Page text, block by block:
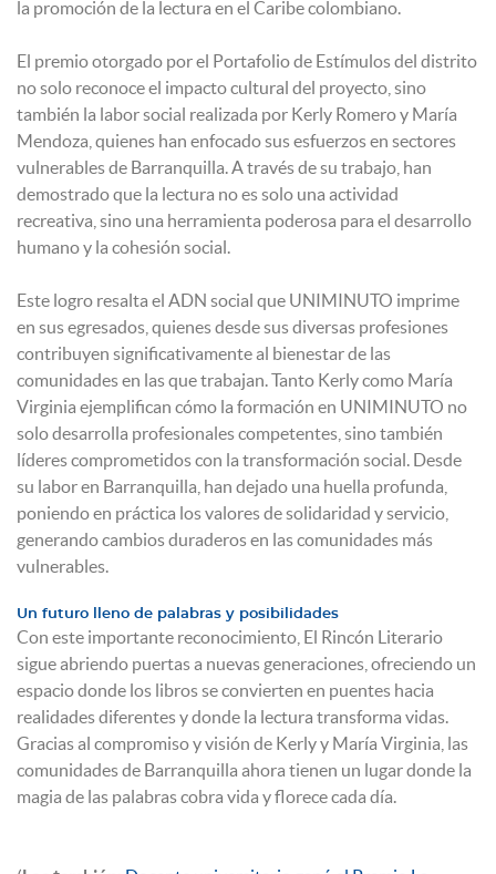
la promoción de la lectura en el Caribe colombiano.
El premio otorgado por el Portafolio de Estímulos del distrito
no solo reconoce el impacto cultural del proyecto, sino
también la labor social realizada por Kerly Romero y María
Mendoza, quienes han enfocado sus esfuerzos en sectores
vulnerables de Barranquilla. A través de su trabajo, han
demostrado que la lectura no es solo una actividad
recreativa, sino una herramienta poderosa para el desarrollo
humano y la cohesión social.
Este logro resalta el ADN social que UNIMINUTO imprime
en sus egresados, quienes desde sus diversas profesiones
contribuyen significativamente al bienestar de las
comunidades en las que trabajan. Tanto Kerly como María
Virginia ejemplifican cómo la formación en UNIMINUTO no
solo desarrolla profesionales competentes, sino también
líderes comprometidos con la transformación social. Desde
su labor en Barranquilla, han dejado una huella profunda,
poniendo en práctica los valores de solidaridad y servicio,
generando cambios duraderos en las comunidades más
vulnerables.
Un futuro lleno de palabras y posibilidades
Con este importante reconocimiento, El Rincón Literario
sigue abriendo puertas a nuevas generaciones, ofreciendo un
espacio donde los libros se convierten en puentes hacia
realidades diferentes y donde la lectura transforma vidas.
Gracias al compromiso y visión de Kerly y María Virginia, las
comunidades de Barranquilla ahora tienen un lugar donde la
magia de las palabras cobra vida y florece cada día.